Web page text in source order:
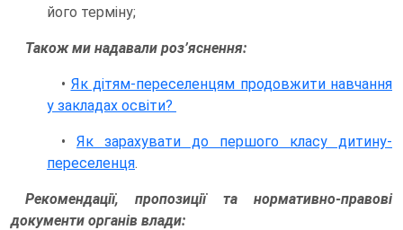
його терміну;
Також ми надавали роз’яснення:
• Як дітям-переселенцям продовжити навчання
у закладах освіти?
• Як зарахувати до першого класу дитину-
переселенця.
Рекомендації, пропозиції та нормативно-правові
документи органів влади: